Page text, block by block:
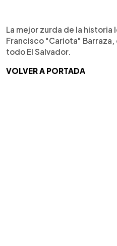
La mejor zurda de la historia
Francisco "Cariota" Barraza,
todo El Salvador.
VOLVER A PORTADA